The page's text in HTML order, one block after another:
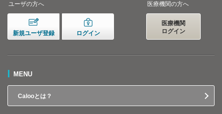
ユーザの方へ
新規ユーザ登録 ログイン
医療機関の方へ
医療機関
ログイン
MENU
Calooとは？